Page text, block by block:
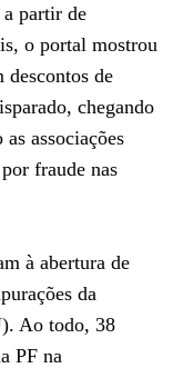
a partir de
o portal mostrou
descontos de
chegando
associações
fraude nas
à abertura de
da
Ao todo, 38
PF na